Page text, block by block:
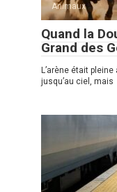
Animaux
Quand la
Grand des
L’arène était
jusqu’au ciel, mais